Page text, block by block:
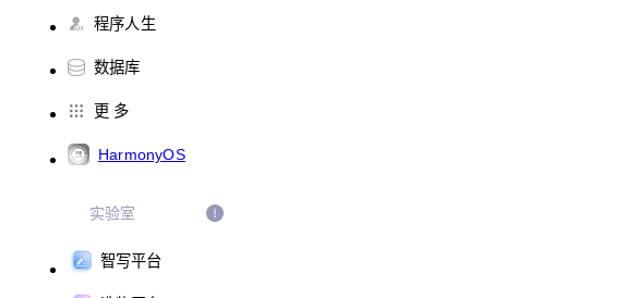
程序人生
数据库
更 多
HarmonyOS
实验室
智写平台